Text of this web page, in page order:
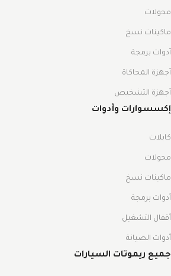
محولات
ماكينات نسخ
أدوات برمجة
أجهزة المحاكاة
أجهزة التشخيص
إكسسوارات وأدوات
كابلات
محولات
ماكينات نسخ
أدوات برمجة
أقفال التشغيل
أدوات الصيانة
جميع ريموتات السيارات